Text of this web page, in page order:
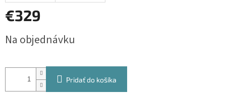
€329
cena:
Na objednávku
Pridať do košíka